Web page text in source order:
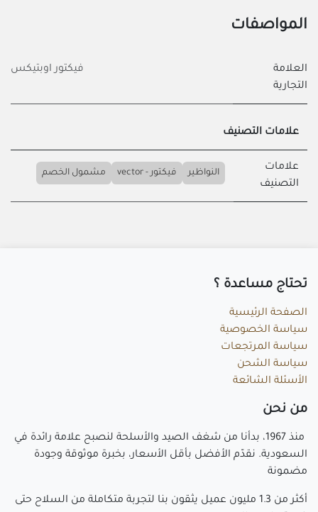
المواصفات
العلامة
التجارية
فيكتور اوبتيكس
علامات التصنيف
علامات
التصنيف
النواظير فيكتور - vector مشمول الخصم
تحتاج مساعد​ة ؟
الصفحة الرئيسية
سياسة الخصوصية
سياسة المرتجعات
سياسة الشحن
الأسئلة الشائعة
م​ن نحن
منذ 1967، بدأنا من شغف الصيد والأسلحة لنصبح علامة رائدة في
السعودية. نقدّم الأفضل بأقل الأسعار، بخبرة موثوقة وجودة
مضمونة
أكثر من 1.3 مليون عميل يثقون بنا لتجربة متكاملة من السلاح حتى